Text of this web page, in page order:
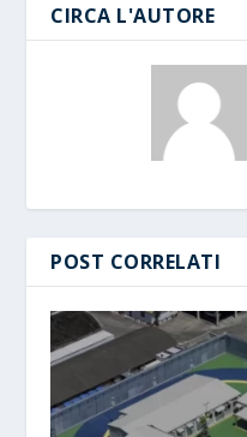
CIRCA L'AUTORE
POST CORRELATI